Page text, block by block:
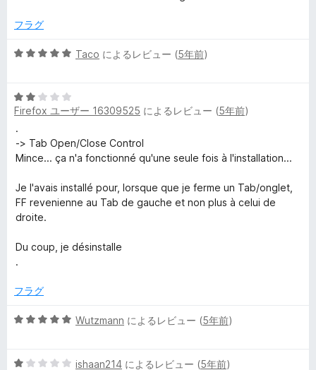
1
評
フラグ
5
中
5
評
価
Taco によるレビュー (5年前)
5
段
中
2
評
価
Firefox ユーザー 16309525 によるレビュー (5年前)
.
-> Tab Open/Close Control
Mince... ça n'a fonctionné qu'une seule fois à l'installation...
Je l'avais installé pour, lorsque que je ferme un Tab/onglet,
FF revenienne au Tab de gauche et non plus à celui de
droite.
Du coup, je désinstalle
.
フラグ
5
中
Wutzmann によるレビュー (5年前)
5 ishaan214 によるレビュー (5年前)